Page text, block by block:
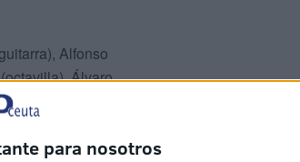
para nosotros
Alfonso
Álvaro
(contra alto),